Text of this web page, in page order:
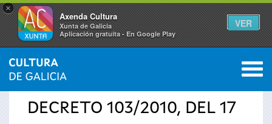
×
Axenda Cultura
Xunta de Galicia
Aplicación gratuíta - En Google Play
VER
Se
INICIO 0
DECRETO 103/2010, DEL 17